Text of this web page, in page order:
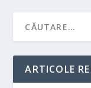
ARTICOLE